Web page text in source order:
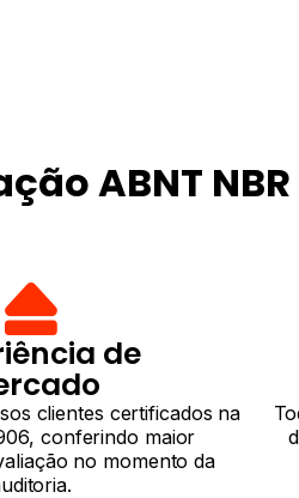
ABNT NBR
de
clientes certificados na
conferindo maior
no momento da